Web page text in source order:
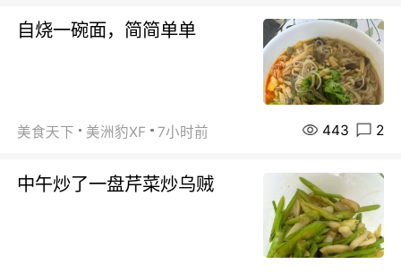
自烧一碗面，简简单单
美食天下 美洲豹XF 7小时前 443 2
中午炒了一盘芹菜炒乌贼